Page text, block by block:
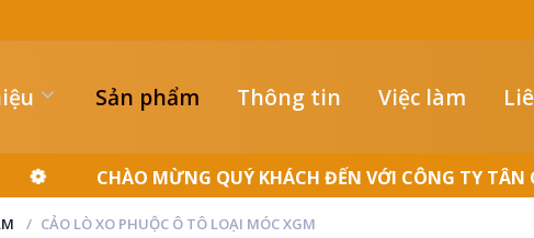
Sản phẩm Thông tin Việc làm
LUÔN ĐỒNG HÀNH CÙNG NGƯỜI THỢ
CẢO LÒ XO PHUỘC Ô TÔ LOẠI MÓC XGM